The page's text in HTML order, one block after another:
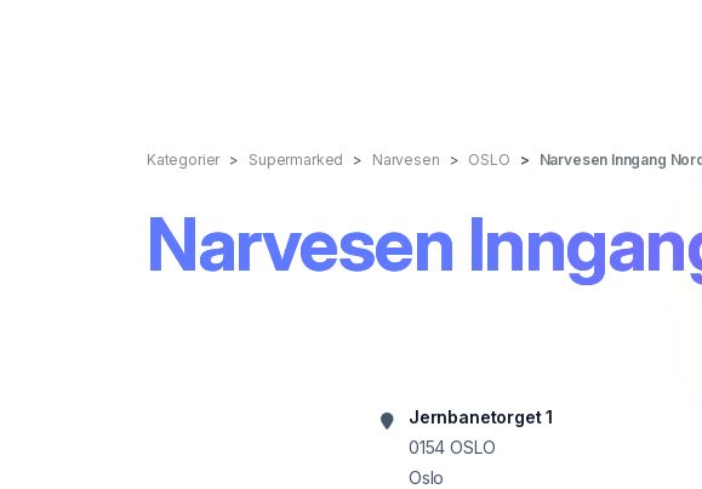
Kategorier Supermarked Narvesen OSLO Narvesen Inngang
Narvesen
Jernbanetorget 1
0154 OSLO
Oslo